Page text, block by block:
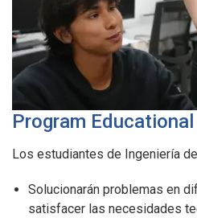
Program
Los estudiantes de Ingeniería
Solucionarán problemas en
satisfacer las necesidades